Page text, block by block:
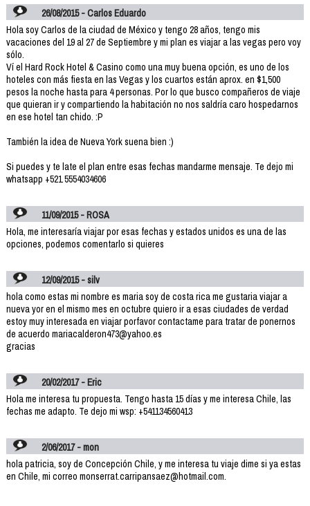
26/08/2015 - Carlos Eduardo
Hola soy Carlos de la ciudad de México y tengo 28 años, tengo mis
vacaciones del 19 al 27 de Septiembre y mi plan es viajar a las vegas pero voy
sólo.
Ví el Hard Rock Hotel & Casino como una muy buena opción, es uno de los
hoteles con más fiesta en las Vegas y los cuartos están aprox. en $1,500
pesos la noche hasta para 4 personas. Por lo que busco compañeros de viaje
que quieran ir y compartiendo la habitación no nos saldría caro hospedarnos
en ese hotel tan chido. :P
También la idea de Nueva York suena bien :)
Si puedes y te late el plan entre esas fechas mandarme mensaje. Te dejo mi
whatsapp +521 5554034606
11/09/2015 - ROSA
Hola, me interesaría viajar por esas fechas y estados unidos es una de las
opciones, podemos comentarlo si quieres
12/09/2015 - silv
hola como estas mi nombre es maria soy de costa rica me gustaria viajar a
nueva yor en el mismo mes en octubre quiero ir a esas ciudades de verdad
estoy muy interesada en viajar porfavor contactame para tratar de ponernos
de acuerdo mariacalderon473@yahoo.es
gracias
20/02/2017 - Eric
Hola me interesa tu propuesta. Tengo hasta 15 días y me interesa Chile, las
fechas me adapto. Te dejo mi wsp: +541134560413
2/06/2017 - mon
hola patricia, soy de Concepción Chile, y me interesa tu viaje dime si ya estas
en Chile, mi correo monserrat.carripansaez@hotmail.com.